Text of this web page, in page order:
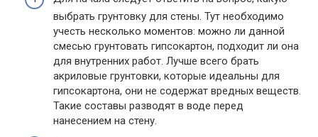
выбрать грунтовку для стены. Тут необходимо
учесть несколько моментов: можно ли данной
смесью грунтовать гипсокартон, подходит ли она
для внутренних работ. Лучше всего брать
акриловые грунтовки, которые идеальны для
гипсокартона, они не содержат вредных веществ.
Такие составы разводят в воде перед
нанесением на стену.